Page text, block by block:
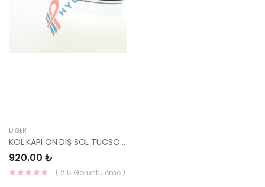
DIĞER
KOL KAPI ÖN DIŞ SOL TUCSON 15-18 82651-D3010-YS
920.00 ₺
( 215 Görüntüleme )